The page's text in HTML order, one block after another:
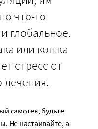
что-то
глобальное.
или кошка
стресс от
лечения.
самотек, будьте
Не настаивайте, а